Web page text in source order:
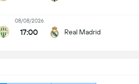
08/08/2026
17:00 Real Madrid